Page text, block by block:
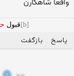
واقعا شاهکارن
[b] قبول
پاسخ بازگفت